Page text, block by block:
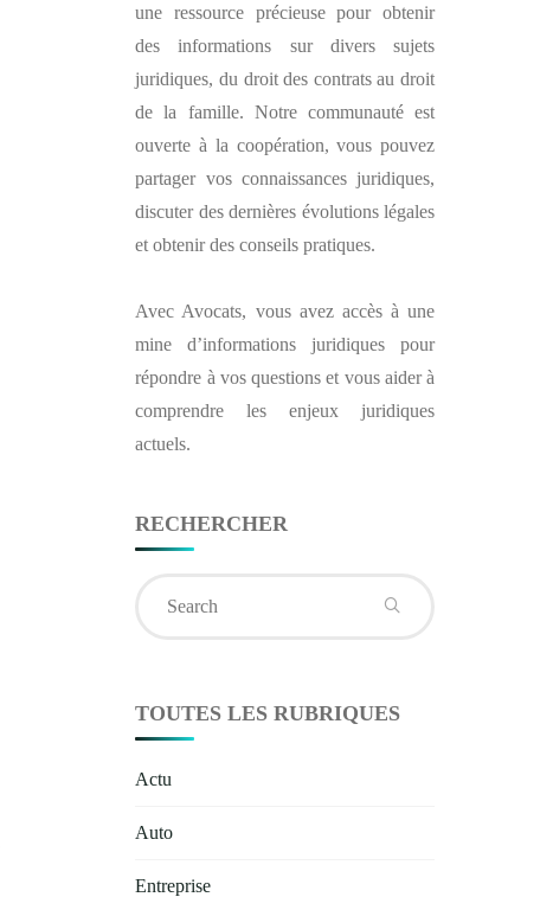
une ressource précieuse pour obtenir
des informations sur divers sujets
juridiques, du droit des contrats au droit
de la famille. Notre communauté est
ouverte à la coopération, vous pouvez
partager vos connaissances juridiques,
discuter des dernières évolutions légales
et obtenir des conseils pratiques.
Avec Avocats, vous avez accès à une
mine d’informations juridiques pour
répondre à vos questions et vous aider à
comprendre les enjeux juridiques
actuels.
RECHERCHER
TOUTES LES RUBRIQUES
Actu
Auto
Entreprise